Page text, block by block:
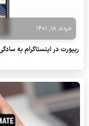
خرداد 18, 1401
ریپورت در اینستاگرام به سادگی در 3